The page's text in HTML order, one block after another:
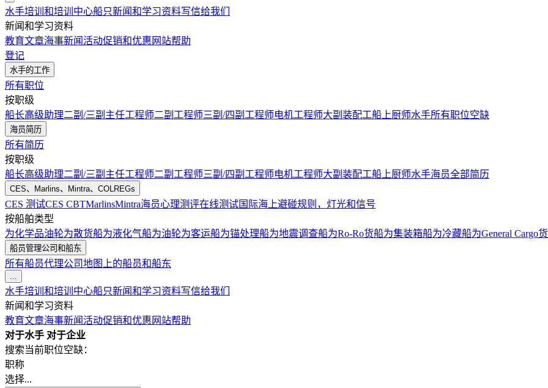
水手培训和培训中心船只新闻和学习资料写信给我们
新闻和学习资料
教育文章海事新闻活动促销和优惠 网站帮助
登记
水手的工作
所有职位
按职级
船长高级助理二副/三副 主任工程师二副工程师三副/四副工程师电机工程师大副 装配工船上厨师水手所有职位空缺
海员简历
所有简历
按职级
船长高级助理二副/三副 主任工程师二副工程师三副/四副工程师电机工程师大副 装配工船上厨师水手海员全部简历
CES、Marlins、Mintra、COLREGs
CES 测试CES CBTMarlinsMintra海员心理测评在线测试国际海上避碰规则，灯光和信号
按船舶类型
为化学品油轮为散货船为液化气船为油轮为客运船为锚处理船为地震调查船为Ro-Ro货船为集装箱船为冷藏船为General Cargo
船员管理公司和船东
所有船员代理公司地图上的船员和船东
...
水手培训和培训中心船只新闻和学习资料写信给我们
新闻和学习资料
教育文章海事新闻活动促销和优惠 网站帮助
对于水手 对于企业
搜索当前职位空缺：
职称
选择...